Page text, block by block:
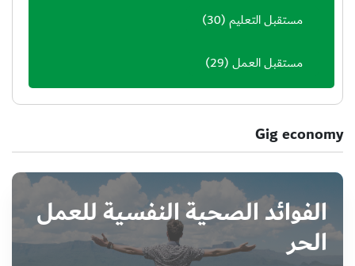
مستقبل التعليم(30)
مستقبل العمل(29)
Gig economy
الفوائد الصحية النفسية للعمل
الحر